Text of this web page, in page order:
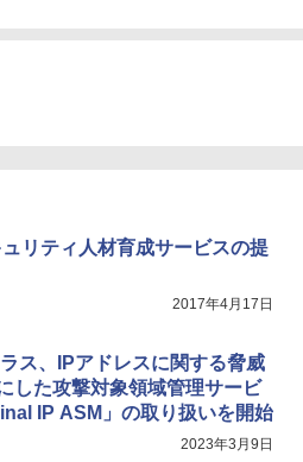
リティ人材育成サービスの提
2017年4月17日
ス、IPアドレスに関する脅威
した攻撃対象領域管理サービ
IP ASM」の取り扱いを開始
2023年3月9日